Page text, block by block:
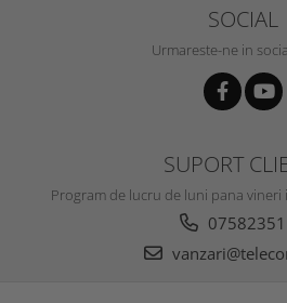
SOCIAL
Urmareste-ne in
SUPORT
Program de lucru de luni pana vineri